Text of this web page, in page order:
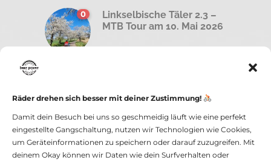
Räder drehen sich besser mit deiner Zustimmung!
Damit dein Besuch bei uns so geschmeidig läuft wie eine perfekt
eingestellte Gangschaltung, nutzen wir Technologien wie Cookies,
um Geräteinformationen zu speichern oder darauf zuzugreifen. Mit
deinem Okay können wir Daten wie dein Surfverhalten oder
0
Linkselbische Täler 2.3 –
MTB Tour am 10. Mai 2026
Graveltour am Sonntag,